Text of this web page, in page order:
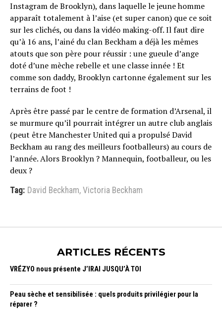
Instagram de Brooklyn), dans laquelle le jeune homme
apparaît totalement à l’aise (et super canon) que ce soit
sur les clichés, ou dans la vidéo making-off. Il faut dire
qu’à 16 ans, l’ainé du clan Beckham a déjà les mêmes
atouts que son père pour réussir : une gueule d’ange
doté d’une mèche rebelle et une classe innée ! Et
comme son daddy, Brooklyn cartonne également sur les
terrains de foot !
Après être passé par le centre de formation d’Arsenal, il
se murmure qu’il pourrait intégrer un autre club anglais
(peut être Manchester United qui a propulsé David
Beckham au rang des meilleurs footballeurs) au cours de
l’année. Alors Brooklyn ? Mannequin, footballeur, ou les
deux ?
Tag: David Beckham, Victoria Beckham
ARTICLES RÉCENTS
VRÉZYO nous présente J’IRAI JUSQU’À TOI
Peau sèche et sensibilisée : quels produits privilégier pour la
réparer ?